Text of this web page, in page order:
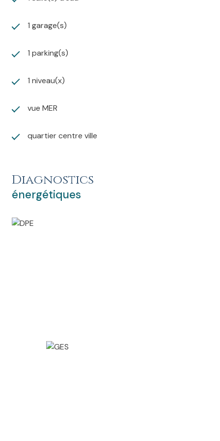
confort dans un cadre de vie privilégié.
1 garage(s)
1 parking(s)
1 niveau(x)
vue MER
quartier centre ville
Diagnostics
énergétiques